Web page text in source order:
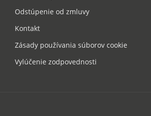
Odstúpenie od zmluvy
Kontakt
Zásady používania súborov cookie
Vylúčenie zodpovednosti